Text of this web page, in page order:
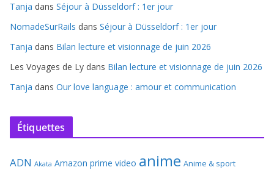
Tanja dans Séjour à Düsseldorf : 1er jour
NomadeSurRails dans Séjour à Düsseldorf : 1er jour
Tanja dans Bilan lecture et visionnage de juin 2026
Les Voyages de Ly dans Bilan lecture et visionnage de juin 2026
Tanja dans Our love language : amour et communication
Étiquettes
ADN Akata Amazon prime video anime Anime & sport